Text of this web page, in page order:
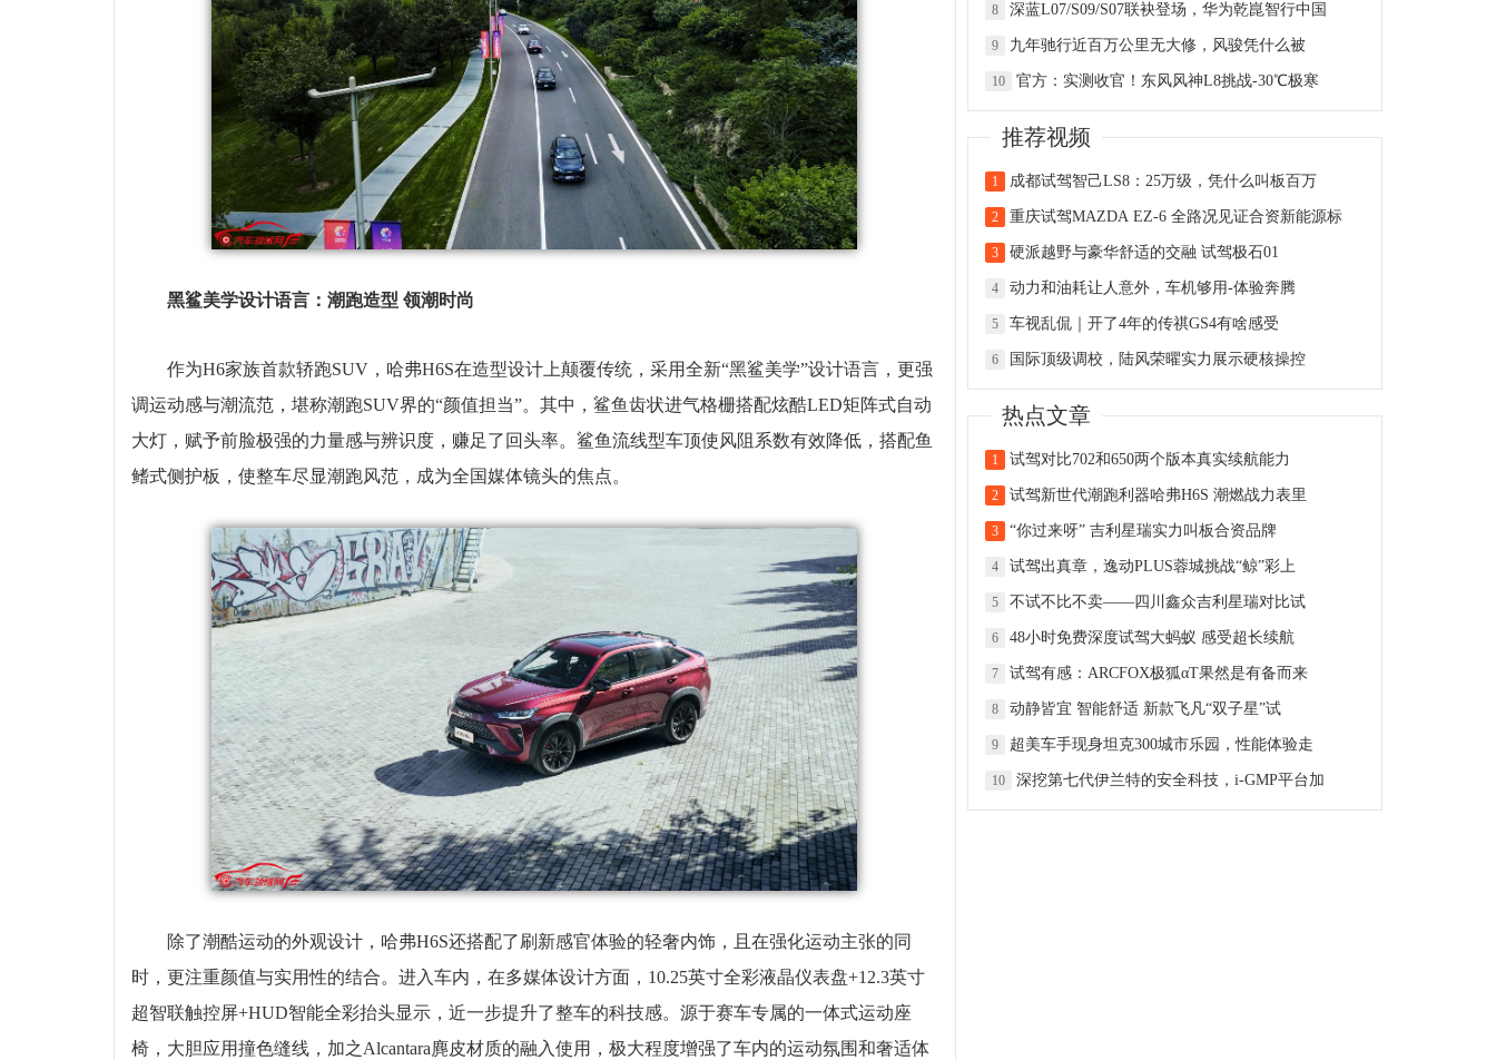
黑鲨美学设计语言：潮跑造型 领潮时尚
作为H6家族首款轿跑SUV，哈弗H6S在造型设计上颠覆传统，采用全新“黑鲨美学”设计语言，更强
调运动感与潮流范，堪称潮跑SUV界的“颜值担当”。其中，鲨鱼齿状进气格栅搭配炫酷LED矩阵式自动
大灯，赋予前脸极强的力量感与辨识度，赚足了回头率。鲨鱼流线型车顶使风阻系数有效降低，搭配鱼
鳍式侧护板，使整车尽显潮跑风范，成为全国媒体镜头的焦点。
除了潮酷运动的外观设计，哈弗H6S还搭配了刷新感官体验的轻奢内饰，且在强化运动主张的同
时，更注重颜值与实用性的结合。进入车内，在多媒体设计方面，10.25英寸全彩液晶仪表盘+12.3英寸
超智联触控屏+HUD智能全彩抬头显示，近一步提升了整车的科技感。源于赛车专属的一体式运动座
椅，大胆应用撞色缝线，加之Alcantara麂皮材质的融入使用，极大程度增强了车内的运动氛围和奢适体
8 深蓝L07/S09/S07联袂登场，华为乾崑智行中国
9 九年驰行近百万公里无大修，风骏凭什么被
10 官方：实测收官！东风风神L8挑战-30℃极寒
推荐视频
1 成都试驾智己LS8：25万级，凭什么叫板百万
2 重庆试驾MAZDA EZ-6 全路况见证合资新能源标
3 硬派越野与豪华舒适的交融 试驾极石01
4 动力和油耗让人意外，车机够用-体验奔腾
5 车视乱侃｜开了4年的传祺GS4有啥感受
6 国际顶级调校，陆风荣曜实力展示硬核操控
热点文章
1 试驾对比702和650两个版本真实续航能力
2 试驾新世代潮跑利器哈弗H6S 潮燃战力表里
3 “你过来呀” 吉利星瑞实力叫板合资品牌
4 试驾出真章，逸动PLUS蓉城挑战“鲸”彩上
5 不试不比不卖——四川鑫众吉利星瑞对比试
6 48小时免费深度试驾大蚂蚁 感受超长续航
7 试驾有感：ARCFOX极狐αT果然是有备而来
8 动静皆宜 智能舒适 新款飞凡“双子星”试
9 超美车手现身坦克300城市乐园，性能体验走
10 深挖第七代伊兰特的安全科技，i-GMP平台加